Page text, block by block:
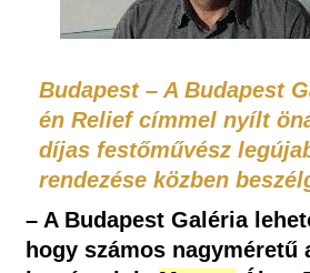
Budapest – A Budapest
én Relief címmel nyílt
díjas festőművész
rendezése közben
– A Budapest Galéria
hogy számos